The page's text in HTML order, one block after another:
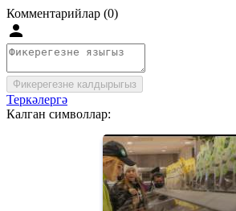
Комментарийлар (0)
Фикерегезне калдырыгыз
Теркәлергә
Калган символлар: